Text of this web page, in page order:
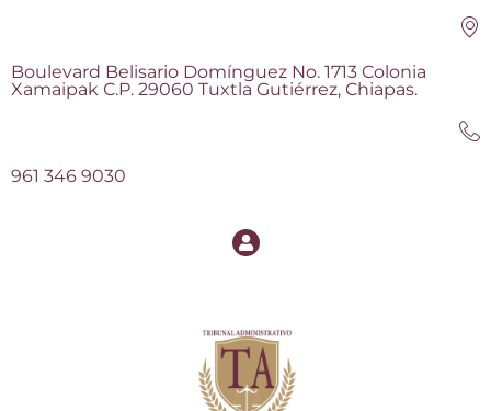
Boulevard Belisario Domínguez No. 1713 Colonia
Xamaipak C.P. 29060 Tuxtla Gutiérrez, Chiapas.
961 346 9030